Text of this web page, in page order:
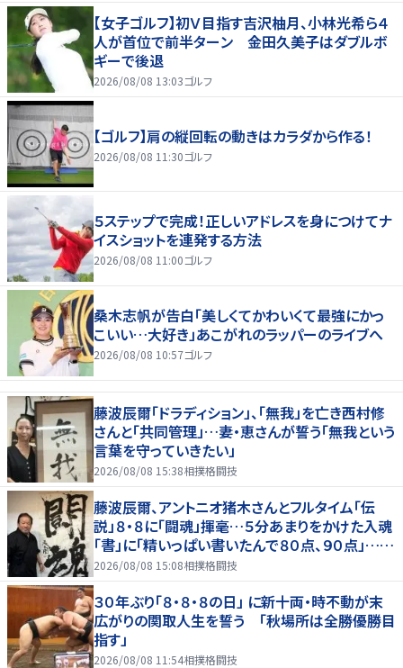
【女子ゴルフ】初Ｖ目指す吉沢柚月、小林光希ら４
人が首位で前半ターン 金田久美子はダブルボ
ギーで後退
2026/08/08 13:03ゴルフ
【ゴルフ】肩の縦回転の動きはカラダから作る！
2026/08/08 11:30ゴルフ
５ステップで完成！正しいアドレスを身につけてナ
イスショットを連発する方法
2026/08/08 11:00ゴルフ
桑木志帆が告白「美しくてかわいくて最強にかっ
こいい…大好き」あこがれのラッパーのライブへ
2026/08/08 10:57ゴルフ
藤波辰爾「ドラディション」、「無我」を亡き西村修
さんと「共同管理」…妻・恵さんが誓う「無我という
言葉を守っていきたい」
2026/08/08 15:38相撲格闘技
藤波辰爾、アントニオ猪木さんとフルタイム「伝
説」８・８に「闘魂」揮毫…５分あまりをかけた入魂
「書」に「精いっぱい書いたんで８０点、９０点」…
「人間・藤波辰爾展」開催
2026/08/08 15:08相撲格闘技
３０年ぶり「８・８・８の日」 に新十両・時不動が末
広がりの関取人生を誓う 「秋場所は全勝優勝目
指す」
2026/08/08 11:54相撲格闘技